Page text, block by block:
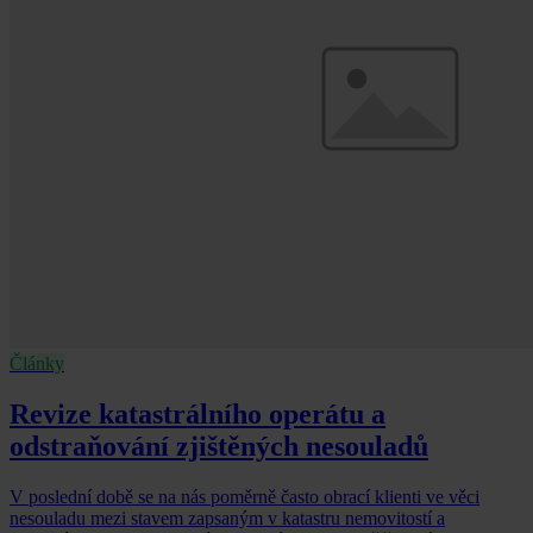
Články
Revize katastrálního operátu a
odstraňování zjištěných nesouladů
V poslední době se na nás poměrně často obrací klienti ve věci
nesouladu mezi stavem zapsaným v katastru nemovitostí a